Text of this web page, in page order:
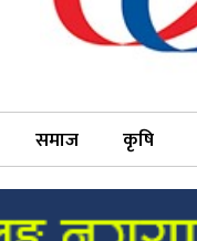
समाज कृषि